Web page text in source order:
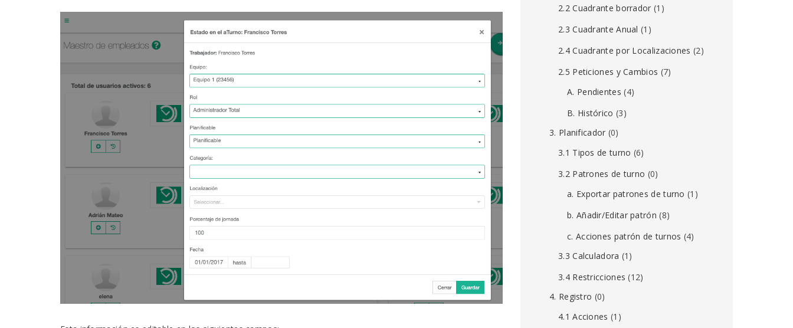
2.2 Cuadrante borrador (1)
2.3 Cuadrante Anual (1)
2.4 Cuadrante por Localizaciones (2)
2.5 Peticiones y Cambios (7)
A. Pendientes (4)
B. Histórico (3)
3. Planificador (0)
3.1 Tipos de turno (6)
3.2 Patrones de turno (0)
a. Exportar patrones de turno (1)
b. Añadir/Editar patrón (8)
c. Acciones patrón de turnos (4)
3.3 Calculadora (1)
3.4 Restricciones (12)
4. Registro (0)
4.1 Acciones (1)